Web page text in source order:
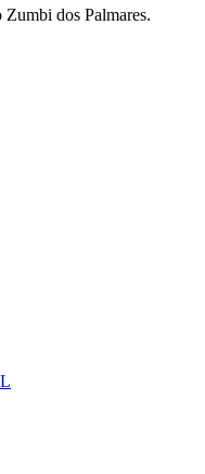
dos Palmares.